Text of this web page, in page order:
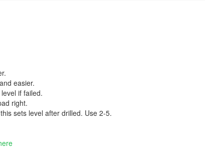
easier.
if failed.
right.
sets level after drilled. Use 2-5.